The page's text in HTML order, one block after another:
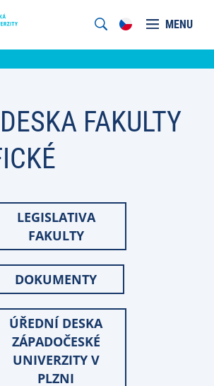
MENU
FAKULTY
LEGISLATIVA
FAKULTY
DOKUMENTY
ÚŘEDNÍ DESKA
ZÁPADOČESKÉ
UNIVERZITY V
PLZNI